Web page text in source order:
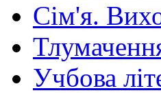
Сім'я.
Учбова